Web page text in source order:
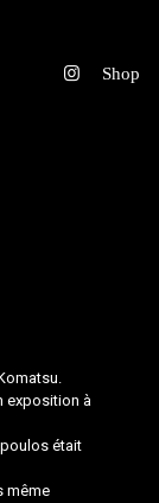
exposition à
était
même